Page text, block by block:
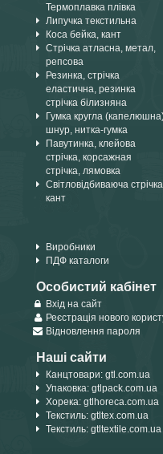
Термоплавка плівка
Липучка текстильна
Коса бейка, кант
Стрічка атласна, метал,
репсова
Резинка, стрічка
еластична, резинка
стрічка білизняна
Гумка кругла
шнур, нитка-гумка
Павутинка, клейова
стрічка, корсажная
стрічка, лямовка
Світловідбиваюча
кант
Виробники
ПДФ каталоги
Особистий кабінет
Вхід на сайт
Реєстрація нового
Відновлення пароля
Наші сайти
Канцтовари: gtl.com.ua
Упаковка: gtlpack.com.ua
Хорека: gtlhoreca.com.ua
Текстиль: gtltex.com.ua
Текстиль: gtltextile.com.ua